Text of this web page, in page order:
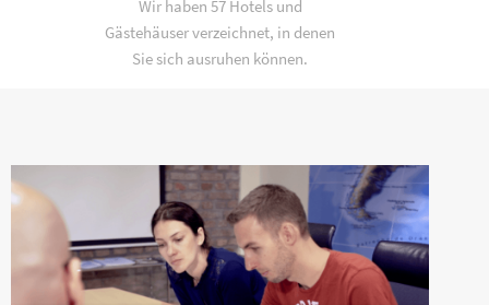
Wir haben 57 Hotels und
Gästehäuser verzeichnet, in denen
Sie sich ausruhen können.